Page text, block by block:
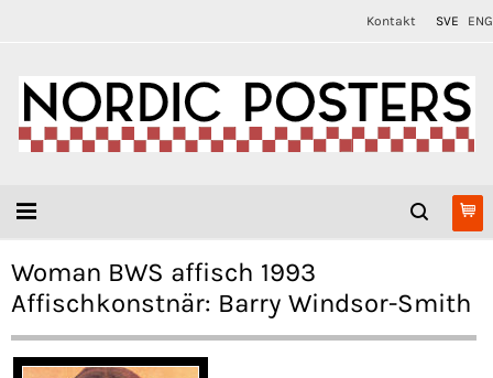
Kontakt SVE ENG
Woman BWS affisch 1993
Affischkonstnär: Barry Windsor-Smith